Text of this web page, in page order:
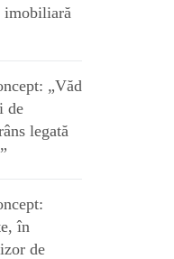
imobiliară
„Văd
de
legată
în
de